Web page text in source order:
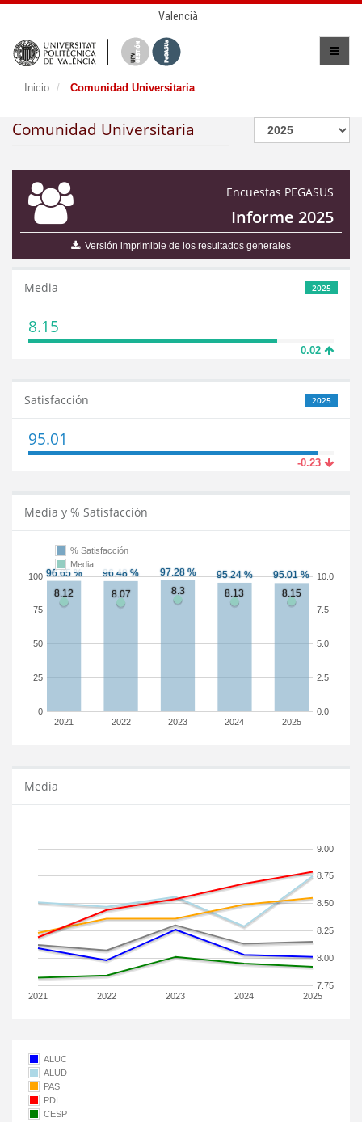
Valencià
Inicio Comunidad Universitaria
Comunidad Universitaria
Encuestas PEGASUS
Informe 2025
Versión imprimible de los resultados generales
2025
Media
8.15
0.02
2025
Satisfacción
95.01
-0.23
Media y % Satisfacción
2021 2022 2023 2024 2025
0
25
50
75
100
0.0
2.5
5.0
7.5
10.0
% Satisfacción
Media
Media
2021 2022 2023 2024 2025
7.75
8.00
8.25
8.50
8.75
9.00
ALUC
ALUD
PAS
PDI
CESP